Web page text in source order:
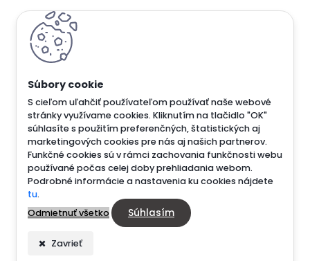
S cieľom uľahčiť používateľom používať naše webové
stránky využívame cookies. Kliknutím na tlačidlo "OK"
súhlasíte s použitím preferenčných, štatistických aj
marketingových cookies pre nás aj našich partnerov.
Funkčné cookies sú v rámci zachovania funkčnosti webu
používané počas celej doby prehliadania webom.
Podrobné informácie a nastavenia ku cookies nájdete
tu.
Odmietnuť všetko
Súhlasím
Zavrieť